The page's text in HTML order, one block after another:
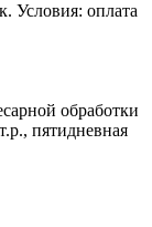
Условия: оплата
обработки
пятидневная